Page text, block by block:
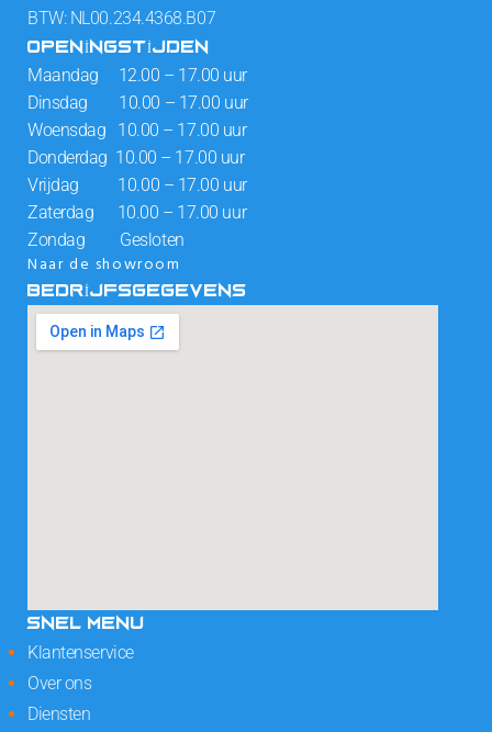
BTW: NL00.234.4368.B07
OPENINGSTIJDEN
Maandag 12.00 – 17.00 uur
Dinsdag 10.00 – 17.00 uur
Woensdag 10.00 – 17.00 uur
Donderdag 10.00 – 17.00 uur
Vrijdag 10.00 – 17.00 uur
Zaterdag 10.00 – 17.00 uur
Zondag Gesloten
Naar de showroom
BEDRIJFSGEGEVENS
SNEL MENU
Klantenservice
Over ons
Diensten